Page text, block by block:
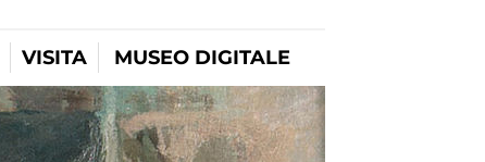
VISITA MUSEO DIGITALE